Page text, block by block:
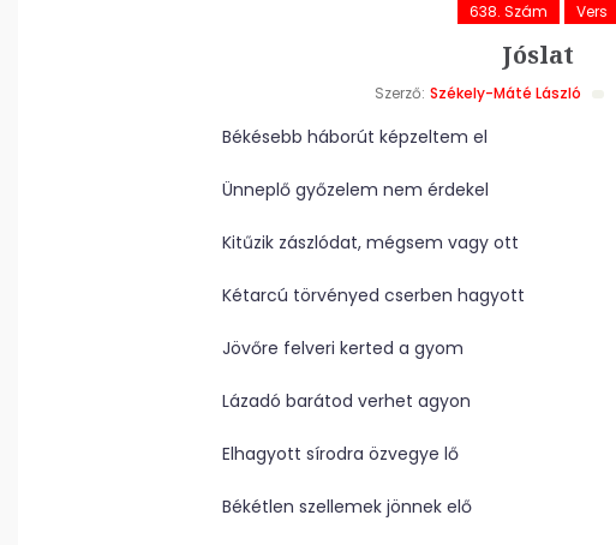
638. Szám Vers
Jóslat
Szerző: Székely-Máté László
Békésebb háborút képzeltem el
Ünneplő győzelem nem érdekel
Kitűzik zászlódat, mégsem vagy ott
Kétarcú törvényed cserben hagyott
Jövőre felveri kerted a gyom
Lázadó barátod verhet agyon
Elhagyott sírodra özvegye lő
Békétlen szellemek jönnek elő